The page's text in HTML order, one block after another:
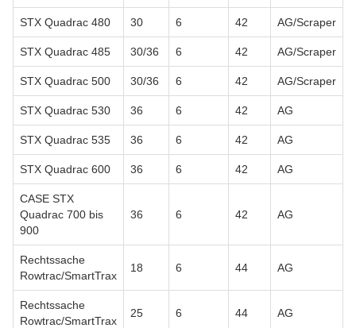
STX Quadrac 480 30 6 42 AG/Scraper
STX Quadrac 485 30/36 6 42 AG/Scraper
STX Quadrac 500 30/36 6 42 AG/Scraper
STX Quadrac 530 36 6 42 AG
STX Quadrac 535 36 6 42 AG
STX Quadrac 600 36 6 42 AG
CASE STX
Quadrac 700 bis
900
36 6 42 AG
Rechtssache
Rowtrac/SmartTrax
18 6 44 AG
Rechtssache
Rowtrac/SmartTrax
25 6 44 AG